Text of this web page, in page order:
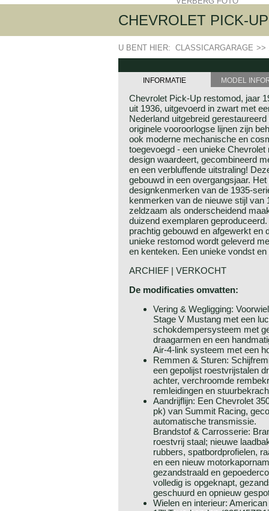
CHEVROLET PICK-
U BENT HIER: CLASSICARGARAGE >>
INFORMATIE MODEL
Chevrolet Pick-Up restomod, jaar
uit 1936, uitgevoerd in zwart met
Nederland uitgebreid
originele vooroorlogse lijnen zijn
ook moderne mechanische en
toegevoegd - een unieke
design waardeert, gecombineerd
en een verbluffende uitstraling!
gebouwd in een overgangsjaar.
designkenmerken van de 1935-
kenmerken van de nieuwe stijl van
zeldzaam als onderscheidend
duizend exemplaren
prachtig gebouwd en afgewerkt en
unieke restomod wordt geleverd
en kenteken. Een unieke vondst
ARCHIEF | VERKOCHT
De modificaties omvatten:
Vering & Wegligging:
Stage V Mustang met een
schokdempersysteem met
draagarmen en een
Air-4-link systeem met een
Remmen & Sturen:
een gepolijst roestvrijstalen
achter, verchroomde
remleidingen en
Aandrijflijn: Een Chevrolet
pk) van Summit Racing,
automatische transmissie.
Brandstof & Carrosserie:
roestvrij staal; nieuwe
rubbers, spatbordprofielen,
en een nieuw
gezandstraald en
volledig is opgeknapt,
geschuurd en opnieuw
Wielen en interieur: